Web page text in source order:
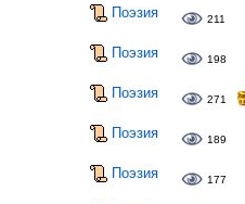
Поэзия 211
Поэзия 198
Поэзия 271
Поэзия 189
Поэзия 177